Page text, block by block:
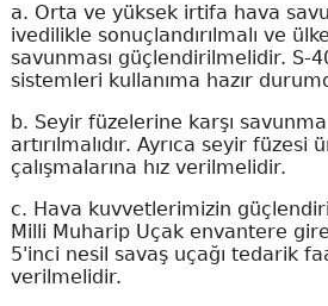
a. Orta ve yüksek irtifa hava
ivedilikle sonuçlandırılmalı ve
savunması güçlendirilmelidir. S-
sistemleri kullanıma hazır
b. Seyir füzelerine karşı
artırılmalıdır. Ayrıca seyir
çalışmalarına hız verilmelidir.
c. Hava kuvvetlerimizin
Milli Muharip Uçak envantere
5'inci nesil savaş uçağı tedarik
verilmelidir.